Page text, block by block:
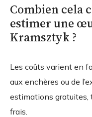
Combien cela
estimer une
Kramsztyk ?
Les coûts varient en
aux enchères ou de
estimations gratuites,
frais.